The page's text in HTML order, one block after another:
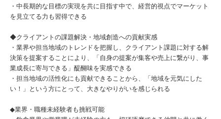
・中長期的な目標の実現を共に目指す中で、経営的視点でマーケット
を見立てる力も習得できる
◆クライアントの課題解決・地域創造への貢献実感
・業界や担当地域のトレンドを把握し、クライアント課題に対する解
決策を提案することにより、「自身の提案が集客や売上に繋がり、事
業成長に寄与できる」醍醐味を実感できる
・担当地域の活性化にも貢献できることから、「地域を元気にした
い！」という方にとって、大きなやりがいを感じられる
◆業界・職種未経験者も挑戦可能